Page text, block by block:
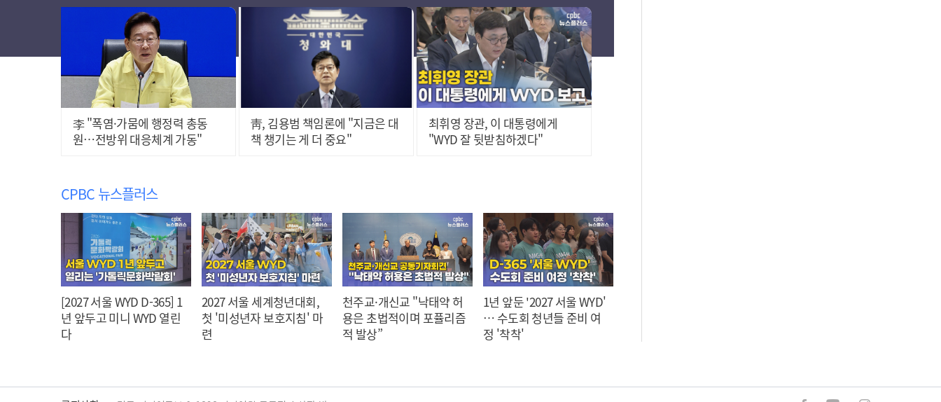
李 "폭염·가뭄에 행정력 총동
원…전방위 대응체계 가동"
靑, 김용범 책임론에 "지금은 대
책 챙기는 게 더 중요"
최휘영 장관, 이 대통령에게
"WYD 잘 뒷받침하겠다"
CPBC 뉴스플러스
[2027 서울 WYD D-365] 1
년 앞두고 미니 WYD 열린
다
2027 서울 세계청년대회,
첫 '미성년자 보호지침' 마
련
천주교·개신교 "낙태약 허
용은 초법적이며 포퓰리즘
적 발상”
1년 앞둔 '2027 서울 WYD'
… 수도회 청년들 준비 여
정 '착착'